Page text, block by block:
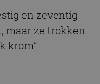
en zeventig
maar ze trokken
krom”